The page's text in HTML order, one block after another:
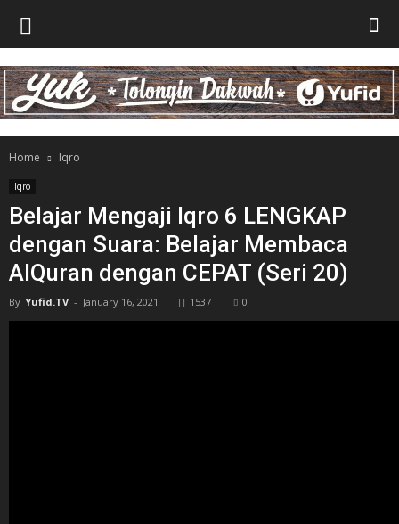
Home Iqro
Iqro
Belajar Mengaji Iqro 6 LENGKAP
dengan Suara: Belajar Membaca
AlQuran dengan CEPAT (Seri 20)
By Yufid.TV - January 16, 2021 1537 0